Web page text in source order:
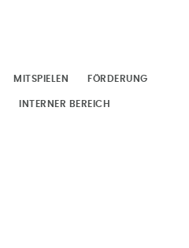
MITSPIELEN FÖRDERUNG
INTERNER BEREICH